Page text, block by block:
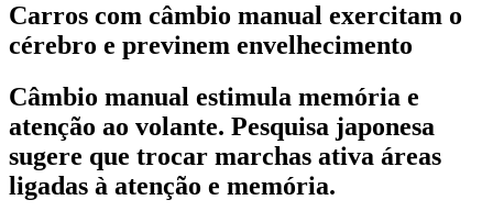
Carros com câmbio manual exercitam o
cérebro e previnem envelhecimento
Câmbio manual estimula memória e
atenção ao volante. Pesquisa japonesa
sugere que trocar marchas ativa áreas
ligadas à atenção e memória.